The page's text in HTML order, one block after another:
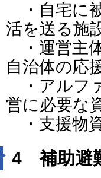
・自宅に
活を送る施
・運営主
自治体の応
・アルフ
営に必要な
・支援物
4 補助避